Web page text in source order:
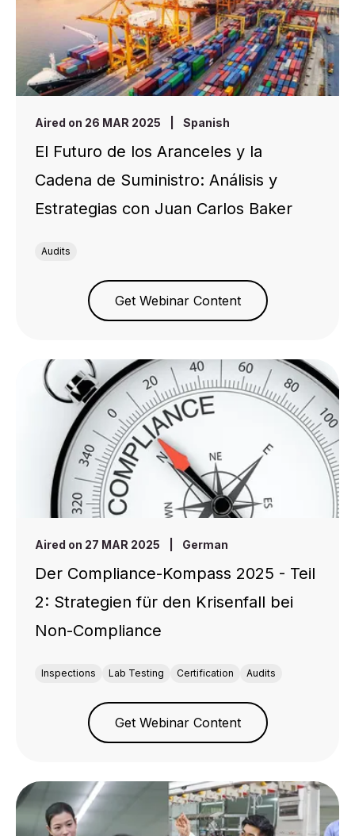
Aired on 26 MAR 2025 Spanish
El Futuro de los Aranceles y la
Cadena de Suministro: Análisis y
Estrategias con Juan Carlos Baker
Audits
Get Webinar Content
Aired on 27 MAR 2025 German
Der Compliance-Kompass 2025 - Teil
2: Strategien für den Krisenfall bei
Non-Compliance
Inspections Lab Testing Certification Audits
Get Webinar Content